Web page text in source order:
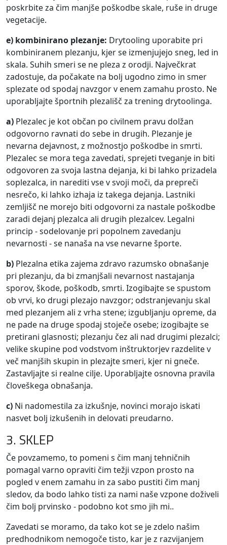
poskrbite za čim manjše poškodbe skale, ruše in druge
vegetacije.
e) kombinirano plezanje: Drytooling uporabite pri
kombiniranem plezanju, kjer se izmenjujejo sneg, led in
skala. Suhih smeri se ne pleza z orodji. Največkrat
zadostuje, da počakate na bolj ugodno zimo in smer
splezate od spodaj navzgor v enem zamahu prosto. Ne
uporabljajte športnih plezališč za trening drytoolinga.
a) Plezalec je kot občan po civilnem pravu dolžan
odgovorno ravnati do sebe in drugih. Plezanje je
nevarna dejavnost, z možnostjo poškodbe in smrti.
Plezalec se mora tega zavedati, sprejeti tveganje in biti
odgovoren za svoja lastna dejanja, ki bi lahko prizadela
soplezalca, in narediti vse v svoji moči, da prepreči
nesrečo, ki lahko izhaja iz takega dejanja. Lastniki
zemljišč ne morejo biti odgovorni za nastale poškodbe
zaradi dejanj plezalca ali drugih plezalcev. Legalni
princip - sodelovanje pri popolnem zavedanju
nevarnosti - se nanaša na vse nevarne športe.
b) Plezalna etika zajema zdravo razumsko obnašanje
pri plezanju, da bi zmanjšali nevarnost nastajanja
sporov, škode, poškodb, smrti. Izogibajte se spustom
ob vrvi, ko drugi plezajo navzgor; odstranjevanju skal
med plezanjem ali z vrha stene; izgubljanju opreme, da
ne pade na druge spodaj stoječe osebe; izogibajte se
pretirani glasnosti; plezanju čez ali nad drugimi plezalci;
velike skupine pod vodstvom inštruktorjev razdelite v
več manjših skupin in plezajte smeri, kjer ni gneče.
Zastavljajte si realne cilje. Uporabljajte osnovna pravila
človeškega obnašanja.
c) Ni nadomestila za izkušnje, novinci morajo iskati
nasvet bolj izkušenih in delovati preudarno.
3. SKLEP
Če povzamemo, to pomeni s čim manj tehničnih
pomagal varno opraviti čim težji vzpon prosto na
pogled v enem zamahu in za sabo pustiti čim manj
sledov, da bodo lahko tisti za nami naše vzpone doživeli
čim bolj prvinsko - podobno kot smo jih mi..
Zavedati se moramo, da tako kot se je zdelo našim
predhodnikom nemogoče tisto, kar je z razvijanjem